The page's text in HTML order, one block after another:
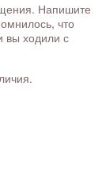
Напишите
что
вы ходили с